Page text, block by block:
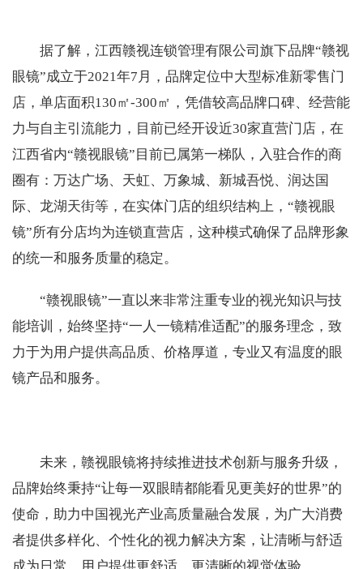
据了解，江西赣视连锁管理有限公司旗下品牌“赣视
眼镜”成立于2021年7月，品牌定位中大型标准新零售门
店，单店面积130㎡-300㎡，凭借较高品牌口碑、经营能
力与自主引流能力，目前已经开设近30家直营门店，在
江西省内“赣视眼镜”目前已属第一梯队，入驻合作的商
圈有：万达广场、天虹、万象城、新城吾悦、润达国
际、龙湖天街等，在实体门店的组织结构上，“赣视眼
镜”所有分店均为连锁直营店，这种模式确保了品牌形象
的统一和服务质量的稳定。
“赣视眼镜”一直以来非常注重专业的视光知识与技
能培训，始终坚持“一人一镜精准适配”的服务理念，致
力于为用户提供高品质、价格厚道，专业又有温度的眼
镜产品和服务。
未来，赣视眼镜将持续推进技术创新与服务升级，
品牌始终秉持“让每一双眼睛都能看见更美好的世界”的
使命，助力中国视光产业高质量融合发展，为广大消费
者提供多样化、个性化的视力解决方案，让清晰与舒适